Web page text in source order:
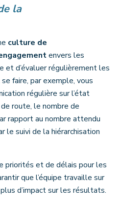
la
culture de
envers les
et d’évaluer régulièrement les
faire, par exemple, vous
régulière sur l’état
de route, le nombre de
rapport au nombre attendu
le suivi de la hiérarchisation
priorités et de délais pour les
que l’équipe travaille sur
d’impact sur les résultats.